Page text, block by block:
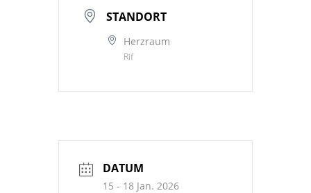
STANDORT
Herzraum
Rif
DATUM
15 - 18 Jan. 2026